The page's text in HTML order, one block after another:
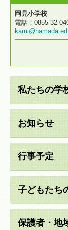
岡見小学校
電話：0855-32-
私たちの学
お知らせ
行事予定
子どもたち
保護者・地